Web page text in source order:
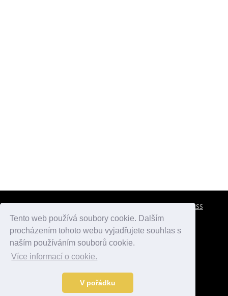
Tento web používá soubory cookie. Dalším
procházením tohoto webu vyjadřujete souhlas s
naším používáním souborů cookie.
Více informací o cookie.
V pořádku
RSS
atlaspamatek.info
Data o počasí jsou přebírána z
Kontakt:mail@desperado.cz